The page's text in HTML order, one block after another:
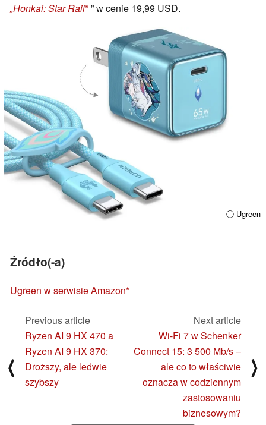
„Honkai: Star Rail ” w cenie 19,99 USD.
ⓘ Ugreen
Źródło(-a)
Ugreen w serwisie Amazon
⟨
Previous article
Ryzen AI 9 HX 470 a
Ryzen AI 9 HX 370:
Droższy, ale ledwie
szybszy
Next article
Wi-Fi 7 w Schenker
Connect 15: 3 500 Mb/s –
ale co to właściwie
oznacza w codziennym
zastosowaniu
biznesowym?
⟩